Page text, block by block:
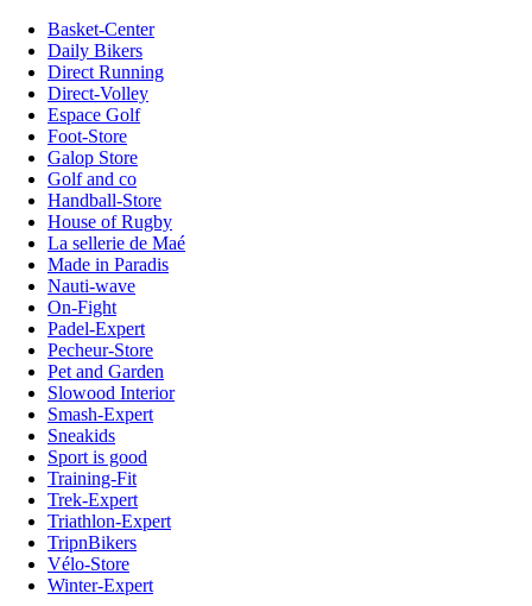
Basket-Center
Daily Bikers
Direct Running
Direct-Volley
Espace Golf
Foot-Store
Galop Store
Golf and co
Handball-Store
House of Rugby
La sellerie de Maé
Made in Paradis
Nauti-wave
On-Fight
Padel-Expert
Pecheur-Store
Pet and Garden
Slowood Interior
Smash-Expert
Sneakids
Sport is good
Training-Fit
Trek-Expert
Triathlon-Expert
TripnBikers
Vélo-Store
Winter-Expert